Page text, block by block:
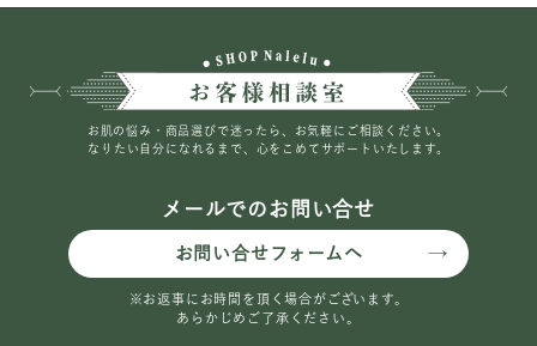
お肌の悩み・商品選びで迷ったら、お気軽にご相談ください。
なりたい自分になれるまで、心をこめてサポートいたします。
メールでのお問い合せ
お問い合せフォームへ
※お返事にお時間を頂く場合がございます。
あらかじめご了承ください。